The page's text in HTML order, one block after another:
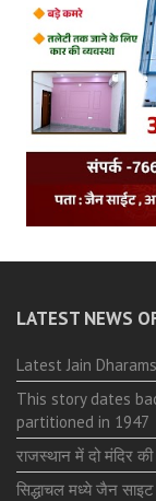
LATEST NEWS
Latest Jain
This story dates
partitioned in 1947
राजस्थान में दो मंदिर
सिद्धाचल मध्ये जैन